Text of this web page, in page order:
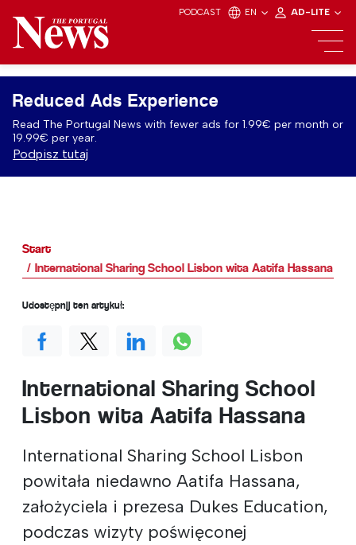
PODCAST EN AD-LITE
Reduced Ads Experience
Read The Portugal News with fewer ads for 1.99€ per month or
19.99€ per year.
Podpisz tutaj
Start
International Sharing School Lisbon wita Aatifa Hassana
International Sharing School
Lisbon wita Aatifa Hassana
International Sharing School Lisbon
powitała niedawno Aatifa Hassana,
założyciela i prezesa Dukes Education,
podczas wizyty poświęconej
Udostępnij ten artykuł: